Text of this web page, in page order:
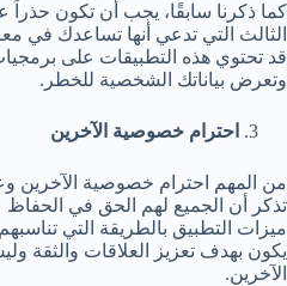
كما ذكرنا سابقًا، يجب أن تكون
الثالث التي تدعي أنها تساعدك
قد تحتوي هذه التطبيقات على
وتعرض بياناتك الشخصية للخطر.
احترام خصوصية الآخرين
من المهم احترام خصوصية الآخرين
تذكر أن الجميع لهم الحق في
ميزات التطبيق بالطريقة التي
يكون بهدف تعزيز العلاقات والثقة
الآخرين.